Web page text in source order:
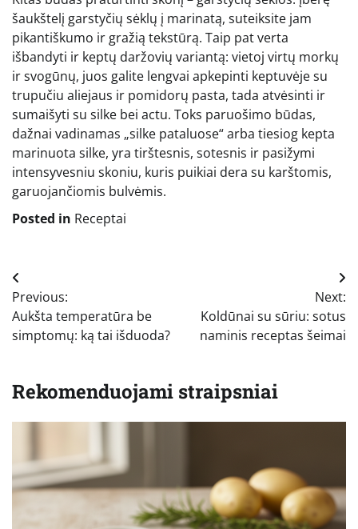
šaukštelį garstyčių sėklų į marinatą, suteiksite jam
pikantiškumo ir gražią tekstūrą. Taip pat verta
išbandyti ir keptų daržovių variantą: vietoj virtų morkų
ir svogūnų, juos galite lengvai apkepinti keptuvėje su
trupučiu aliejaus ir pomidorų pasta, tada atvėsinti ir
sumaišyti su silke bei actu. Toks paruošimo būdas,
dažnai vadinamas „silke pataluose“ arba tiesiog kepta
marinuota silke, yra tirštesnis, sotesnis ir pasižymi
intensyvesniu skoniu, kuris puikiai dera su karštomis,
garuojančiomis bulvėmis.
Posted in Receptai
Navigacija
tarp
įrašų
Previous:
Aukšta temperatūra be
simptomų: ką tai išduoda?
Next:
Koldūnai su sūriu: sotus
naminis receptas šeimai
Rekomenduojami straipsniai